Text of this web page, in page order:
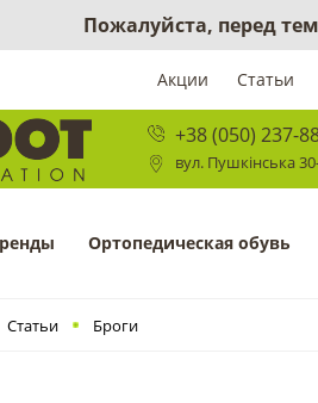
Пожалуйста, перед
Акции Статьи
+38 (050) 237-
вул. Пушкінська
Ортопедическая обувь
Статьи Броги